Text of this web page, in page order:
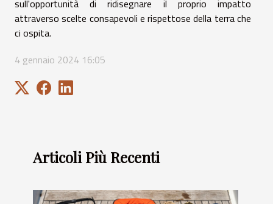
sull'opportunità di ridisegnare il proprio impatto
attraverso scelte consapevoli e rispettose della terra che
ci ospita.
4 gennaio 2024 16:05
Articoli Più Recenti